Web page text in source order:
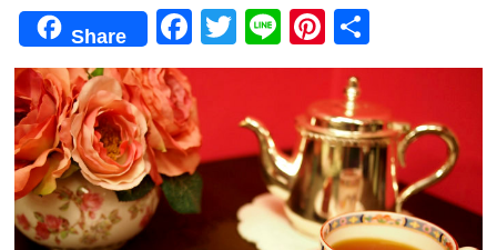
Share
F
a
c
e
b
o
T
wi
er
Li
n
Pi
nt
er
e
st
有